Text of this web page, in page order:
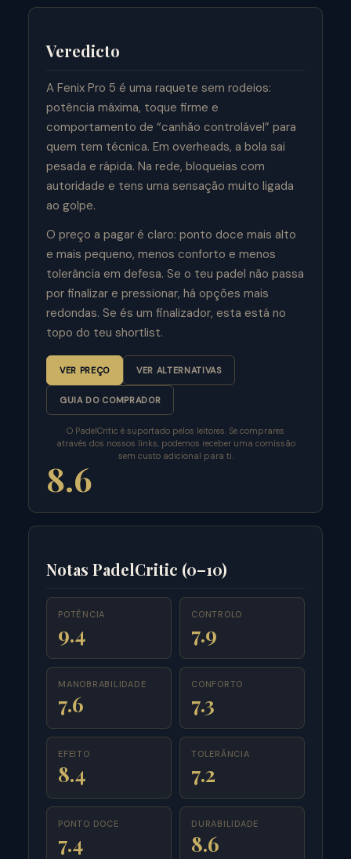
Veredicto
A Fenix Pro 5 é uma raquete sem rodeios:
potência máxima, toque firme e
comportamento de “canhão controlável” para
quem tem técnica. Em overheads, a bola sai
pesada e rápida. Na rede, bloqueias com
autoridade e tens uma sensação muito ligada
ao golpe.
O preço a pagar é claro: ponto doce mais alto
e mais pequeno, menos conforto e menos
tolerância em defesa. Se o teu padel não passa
por finalizar e pressionar, há opções mais
redondas. Se és um finalizador, esta está no
topo do teu shortlist.
VER PREÇO VER ALTERNATIVAS
GUIA DO COMPRADOR
O PadelCritic é suportado pelos leitores. Se comprares
através dos nossos links, podemos receber uma comissão
sem custo adicional para ti.
8.6
Notas PadelCritic (0–10)
POTÊNCIA
9.4
CONTROLO
7.9
MANOBRABILIDADE
7.6
CONFORTO
7.3
EFEITO
8.4
TOLERÂNCIA
7.2
PONTO DOCE
7.4
DURABILIDADE
8.6